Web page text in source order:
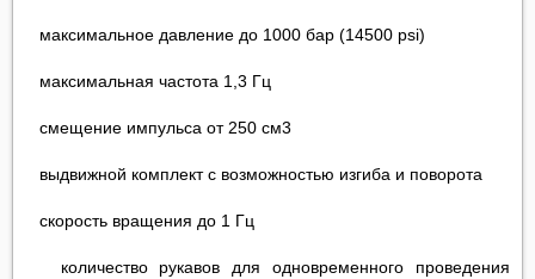
максимальное давление до 1000 бар (14500 psi)
максимальная частота 1,3 Гц
смещение импульса от 250 см3
выдвижной комплект с возможностью изгиба и поворота
скорость вращения до 1 Гц
количество рукавов для одновременного проведения